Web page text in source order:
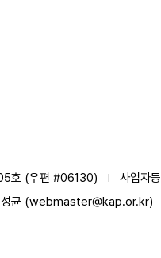
호 (우편 #06130)
사업자
성균 (webmaster@kap.or.kr)